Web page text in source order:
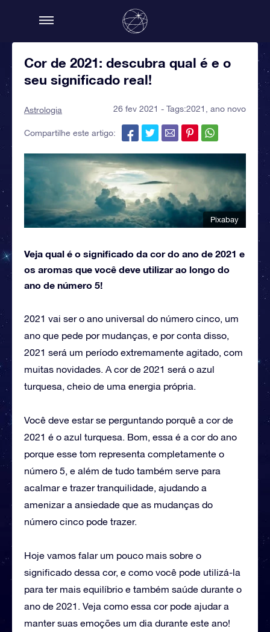
Cor de 2021: descubra qual é e o
seu significado real!
Astrologia 26 fev 2021 - Tags:2021 ano novo
Compartilhe este artigo:
Pixabay
Veja qual é o significado da cor do ano de 2021 e
os aromas que você deve utilizar ao longo do
ano de número 5!
2021 vai ser o ano universal do número cinco, um
ano que pede por mudanças, e por conta disso,
2021 será um período extremamente agitado, com
muitas novidades. A cor de 2021 será o azul
turquesa, cheio de uma energia própria.
Você deve estar se perguntando porquê a cor de
2021 é o azul turquesa. Bom, essa é a cor do ano
porque esse tom representa completamente o
número 5, e além de tudo também serve para
acalmar e trazer tranquilidade, ajudando a
amenizar a ansiedade que as mudanças do
número cinco pode trazer.
Hoje vamos falar um pouco mais sobre o
significado dessa cor, e como você pode utilizá-la
para ter mais equilíbrio e também saúde durante o
ano de 2021. Veja como essa cor pode ajudar a
manter suas emoções um dia durante este ano!